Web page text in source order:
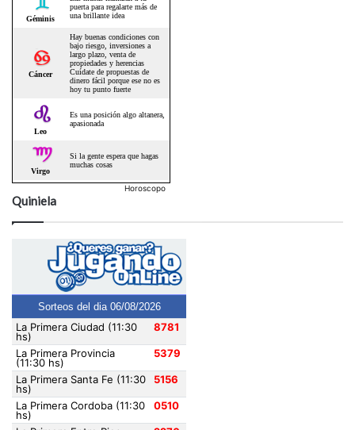
Horoscopo
Quiniela